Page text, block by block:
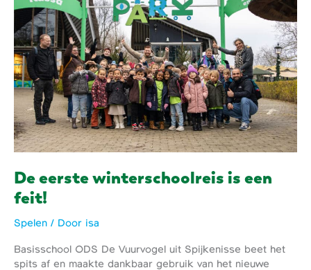
De eerste winterschoolreis is een
feit!
Spelen / Door isa
Basisschool ODS De Vuurvogel uit Spijkenisse beet het
spits af en maakte dankbaar gebruik van het nieuwe